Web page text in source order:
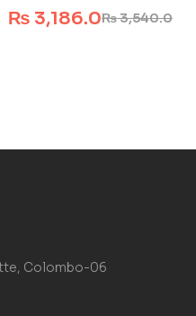
₨3,540.0
₨ 3,186.0
Colombo-06